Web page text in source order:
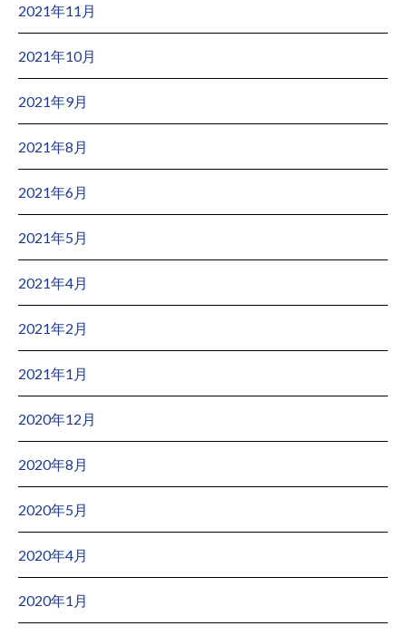
2021年11月
2021年10月
2021年9月
2021年8月
2021年6月
2021年5月
2021年4月
2021年2月
2021年1月
2020年12月
2020年8月
2020年5月
2020年4月
2020年1月